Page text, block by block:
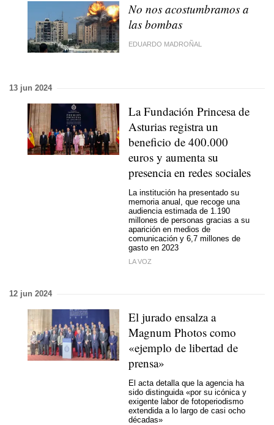
No nos acostumbramos a
las bombas
EDUARDO MADROÑAL
13 jun 2024
La Fundación Princesa de
Asturias registra un
beneficio de 400.000
euros y aumenta su
presencia en redes sociales
La institución ha presentado su
memoria anual, que recoge una
audiencia estimada de 1.190
millones de personas gracias a su
aparición en medios de
comunicación y 6,7 millones de
gasto en 2023
LA VOZ
12 jun 2024
El jurado ensalza a
Magnum Photos como
«ejemplo de libertad de
prensa»
El acta detalla que la agencia ha
sido distinguida «por su icónica y
exigente labor de fotoperiodismo
extendida a lo largo de casi ocho
décadas»